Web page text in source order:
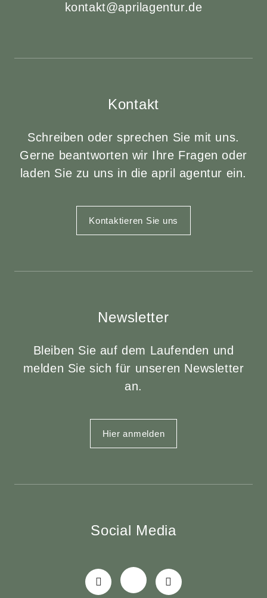
kontakt@aprilagentur.de
Kontakt
Schreiben oder sprechen Sie mit uns.
Gerne beantworten wir Ihre Fragen oder
laden Sie zu uns in die april agentur ein.
Kontaktieren Sie uns
Newsletter
Bleiben Sie auf dem Laufenden und
melden Sie sich für unseren Newsletter
an.
Hier anmelden
Social Media